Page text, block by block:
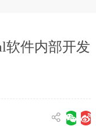
软件内部开发